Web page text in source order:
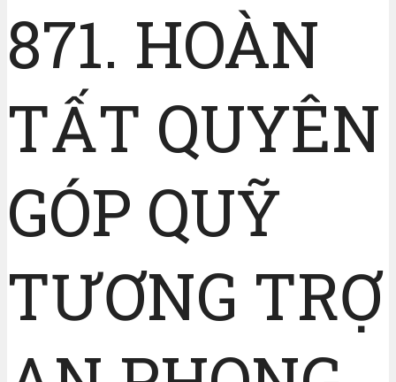
871. HOÀN
TẤT QUYÊN
GÓP QUỸ
TƯƠNG TRỢ